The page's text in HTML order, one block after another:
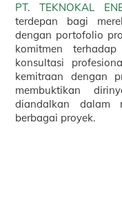
PT. TEKNOKAL
terdepan bagi
dengan portofolio
komitmen
konsultasi
kemitraan dengan
membuktikan
diandalkan dalam
berbagai proyek.